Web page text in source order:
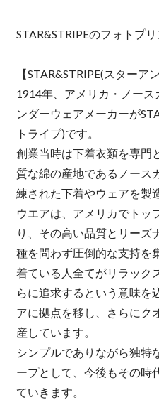
STAR&STRIPEのフォトプリ
【STAR&STRIPE(スターア
1914年、アメリカ・ノー
ンダーウェアメーカーが
トライプ)です。
創業当時は下着衣類を専門
質な綿の産地であるノース
練された下着やウェアを製
ウエアは、アメリカでトッ
り、その高い品質とリーズ
種を問わず圧倒的な支持を
着ている人全てがリラック
らに追求するという意味を
アに拠点を移し、さらにク
産しています。
シンプルでありながら独特
ープとして、今後もその時
ていきます。